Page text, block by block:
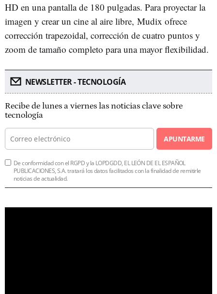
HD en una pantalla de 180 pulgadas. Para proyectar la
imagen y crear un cine al aire libre, Mudix ofrece
corrección trapezoidal, corrección de cuatro puntos y
zoom de tamaño completo para una mayor flexibilidad.
NEWSLETTER - TECNOLOGÍA
Recibe de lunes a viernes las noticias clave sobre
tecnología
APUNTARME
De conformidad con el RGPD y la LOPDGDD, EL LEÓN DE EL ESPAÑOL
PUBLICACIONES, S.A. tratará los datos facilitados con la finalidad de remitirle
noticias de actualidad.